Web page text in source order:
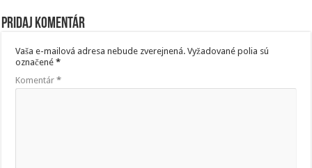
Pridaj komentár
Vaša e-mailová adresa nebude zverejnená. Vyžadované polia sú
označené*
Komentár*